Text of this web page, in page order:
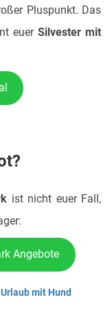
Pluspunkt. Das
euer Silvester mit
ist nicht euer Fall,
Angebote
Urlaub mit Hund